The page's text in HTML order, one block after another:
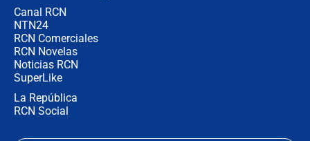
Canal RCN
NTN24
RCN Comerciales
RCN Novelas
Noticias RCN
SuperLike
La República
RCN Social